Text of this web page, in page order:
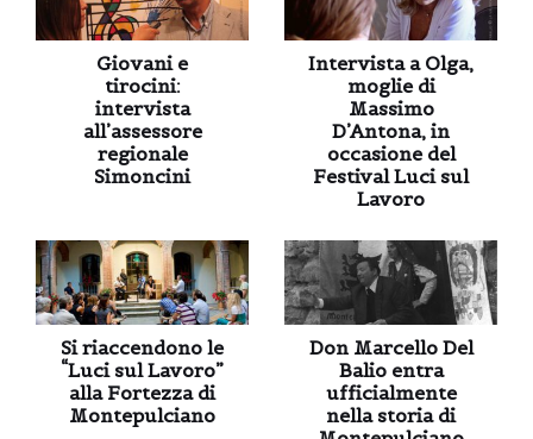
Giovani e
tirocini:
intervista
all’assessore
regionale
Simoncini
Intervista a Olga,
moglie di
Massimo
D’Antona, in
occasione del
Festival Luci sul
Lavoro
Si riaccendono le
“Luci sul Lavoro”
alla Fortezza di
Montepulciano
Don Marcello Del
Balio entra
ufficialmente
nella storia di